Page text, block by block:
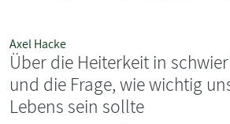
Axel Hacke
Über die Heiterkeit in
und die Frage, wie wichtig
Lebens sein sollte